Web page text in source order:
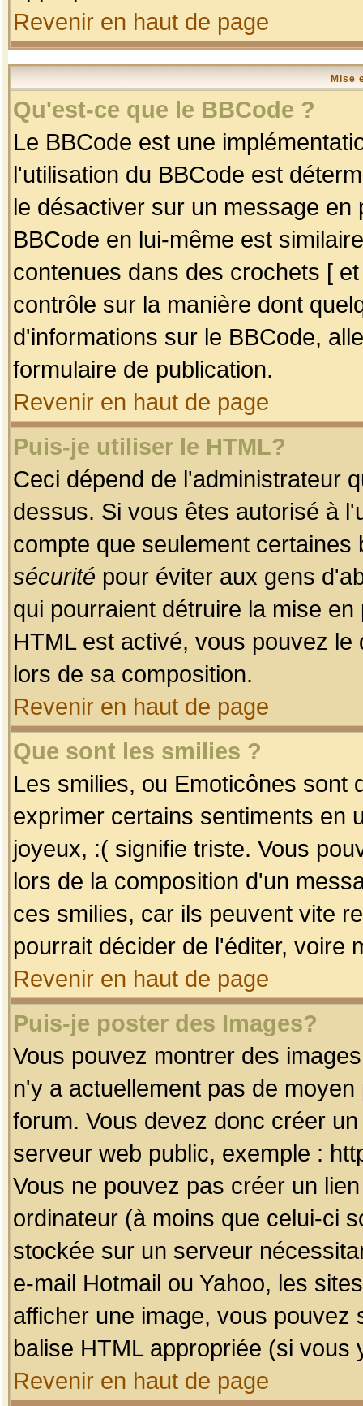
Revenir en haut de page
Mise
Qu'est-ce que le BBCode ?
Le BBCode est une
l'utilisation du BBCode est
le désactiver sur un message
BBCode en lui-même est
contenues dans des crochets [
contrôle sur la manière dont
d'informations sur le BBCode,
formulaire de publication.
Revenir en haut de page
Puis-je utiliser le HTML?
Ceci dépend de l'administrateur
dessus. Si vous êtes autorisé à
compte que seulement
sécurité pour éviter aux gens
qui pourraient détruire la mise
HTML est activé, vous pouvez
lors de sa composition.
Revenir en haut de page
Que sont les smilies ?
Les smilies, ou Emoticônes sont
exprimer certains sentiments en
joyeux, :( signifie triste. Vous
lors de la composition d'un
ces smilies, car ils peuvent vite
pourrait décider de l'éditer, voire
Revenir en haut de page
Puis-je poster des Images?
Vous pouvez montrer des
n'y a actuellement pas de
forum. Vous devez donc créer
serveur web public, exemple :
Vous ne pouvez pas créer un
ordinateur (à moins que celui-ci
stockée sur un serveur
e-mail Hotmail ou Yahoo, les
afficher une image, vous pouvez
balise HTML appropriée (si vous
Revenir en haut de page